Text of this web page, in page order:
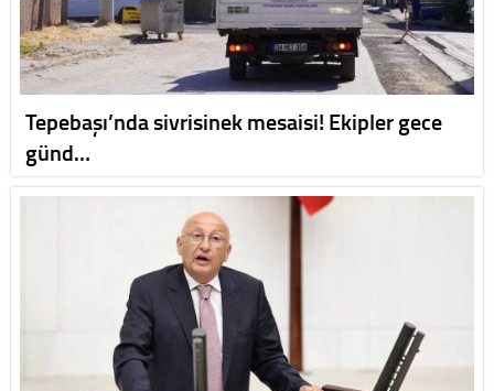
Tepebaşı’nda sivrisinek mesaisi! Ekipler gece
günd…